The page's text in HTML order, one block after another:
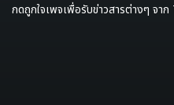
กดถูกใจเพจเพื่อรับข่าวสารต่างๆ จา